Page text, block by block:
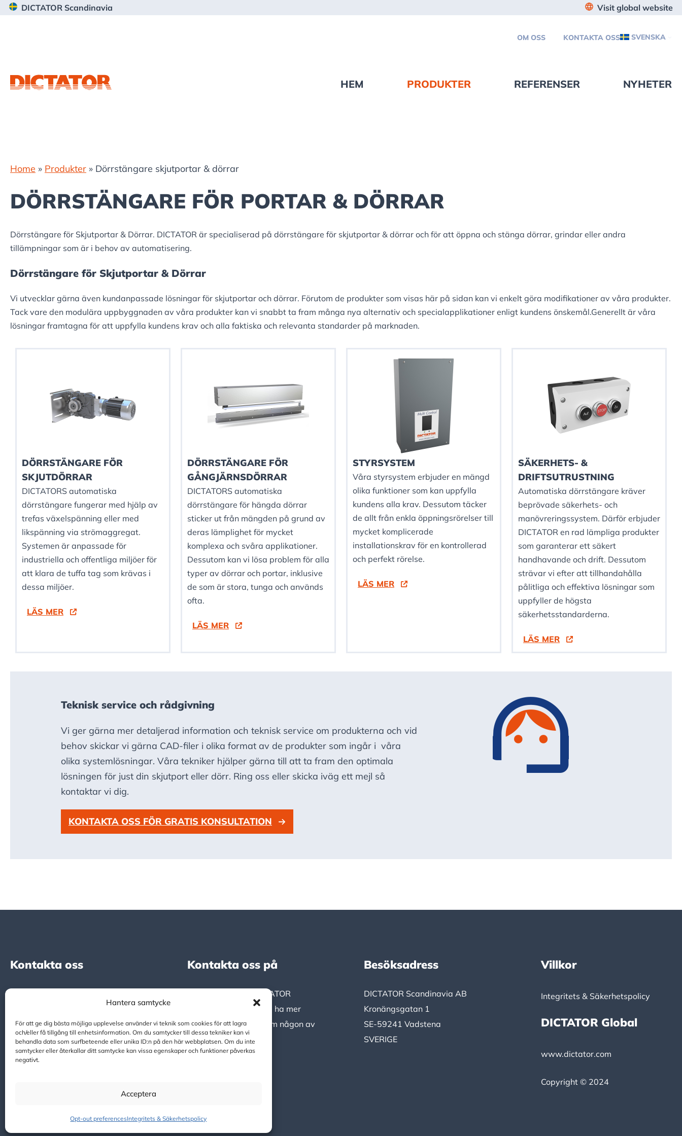
Hantera samtycke
För att ge dig bästa möjliga upplevelse använder vi teknik som cookies för att lagra
och/eller få tillgång till enhetsinformation. Om du samtycker till dessa tekniker kan vi
behandla data som surfbeteende eller unika ID:n på den här webbplatsen. Om du inte
samtycker eller återkallar ditt samtycke kan vissa egenskaper och funktioner påverkas
negativt.
Acceptera
Opt-out preferencesIntegritets & Säkerhetspolicy
Hoppa
Hoppa
HoppaDICTATOR Scandinavia Visit global website
OM OSS KONTAKTA OSS SVENSKA
HEM PRODUKTER REFERENSER NYHETER
Home » Produkter » Dörrstängare skjutportar & dörrar
DÖRRSTÄNGARE FÖR PORTAR & DÖRRAR
Dörrstängare för Skjutportar & Dörrar. DICTATOR är specialiserad på dörrstängare för skjutportar & dörrar och för att öppna och stänga dörrar, grindar eller andra
tillämpningar som är i behov av automatisering.
Dörrstängare för Skjutportar & Dörrar
Vi utvecklar gärna även kundanpassade lösningar för skjutportar och dörrar. Förutom de produkter som visas här på sidan kan vi enkelt göra modifikationer av våra produkter.
Tack vare den modulära uppbyggnaden av våra produkter kan vi snabbt ta fram många nya alternativ och specialapplikationer enligt kundens önskemål.Generellt är våra
lösningar framtagna för att uppfylla kundens krav och alla faktiska och relevanta standarder på marknaden.
DÖRRSTÄNGARE FÖR
SKJUTDÖRRAR
DICTATORS automatiska
dörrstängare fungerar med hjälp av
trefas växelspänning eller med
likspänning via strömaggregat.
Systemen är anpassade för
industriella och offentliga miljöer för
att klara de tuffa tag som krävas i
dessa miljöer.
LÄS MER
DÖRRSTÄNGARE FÖR
GÅNGJÄRNSDÖRRAR
DICTATORS automatiska
dörrstängare för hängda dörrar
sticker ut från mängden på grund av
deras lämplighet för mycket
komplexa och svåra applikationer.
Dessutom kan vi lösa problem för alla
typer av dörrar och portar, inklusive
de som är stora, tunga och används
ofta.
LÄS MER
STYRSYSTEM
Våra styrsystem erbjuder en mängd
olika funktioner som kan uppfylla
kundens alla krav. Dessutom täcker
de allt från enkla öppningsrörelser till
mycket komplicerade
installationskrav för en kontrollerad
och perfekt rörelse.
LÄS MER
SÄKERHETS- &
DRIFTSUTRUSTNING
Automatiska dörrstängare kräver
beprövade säkerhets- och
manövreringssystem. Därför erbjuder
DICTATOR en rad lämpliga produkter
som garanterar ett säkert
handhavande och drift. Dessutom
strävar vi efter att tillhandahålla
pålitliga och effektiva lösningar som
uppfyller de högsta
säkerhetsstandarderna.
LÄS MER
Teknisk service och rådgivning
Vi ger gärna mer detaljerad information och teknisk service om produkterna och vid
behov skickar vi gärna CAD-filer i olika format av de produkter som ingår i våra
olika systemlösningar. Våra tekniker hjälper gärna till att ta fram den optimala
lösningen för just din skjutport eller dörr. Ring oss eller skicka iväg ett mejl så
kontaktar vi dig.
KONTAKTA OSS FÖR GRATIS KONSULTATION
Footer
Kontakta oss
INFO@DICTATOR.SE
Kontakta oss på
Kontakta oss på DICTATOR
Scandinavia om du vill ha mer
information eller råd om någon av
våra produkter.
Besöksadress
DICTATOR Scandinavia AB
Kronängsgatan 1
SE-59241 Vadstena
SVERIGE
Villkor
Integritets & Säkerhetspolicy
DICTATOR Global
www.dictator.com
Copyright © 2024